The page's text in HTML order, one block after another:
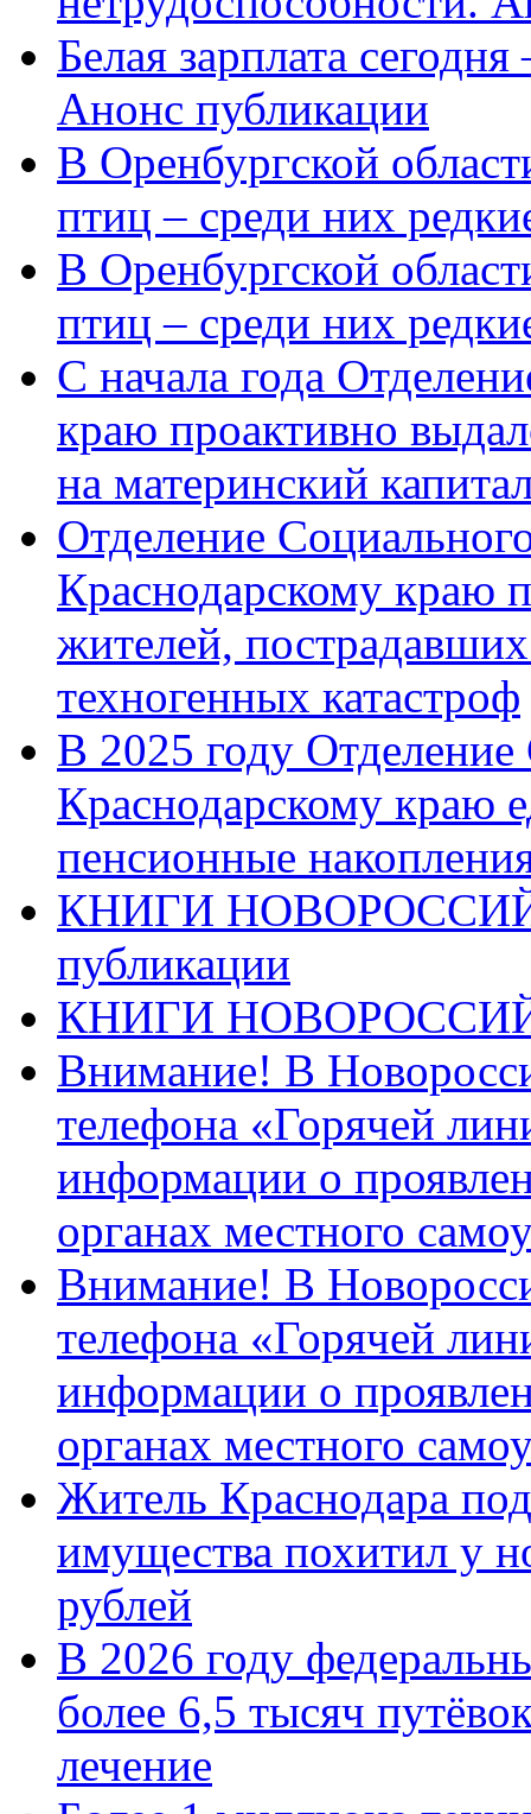
Белая зарплата
Анонс публикации
В Оренбургской
птиц – среди них
В Оренбургской
птиц – среди них
С начала года
краю проактивно
на материнский
Отделение
Краснодарскому краю
жителей,
техногенных катастроф
В 2025 году
Краснодарскому краю
пенсионные
КНИГИ
публикации
КНИГИ
Внимание! В
телефона «Горячей
информации о
органах местного
Внимание! В
телефона «Горячей
информации о
органах местного
Житель Краснодара
имущества похитил у
рублей
В 2026 году
более 6,5 тысяч
лечение